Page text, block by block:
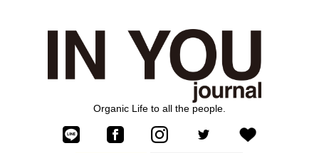
Organic Life to all the people.